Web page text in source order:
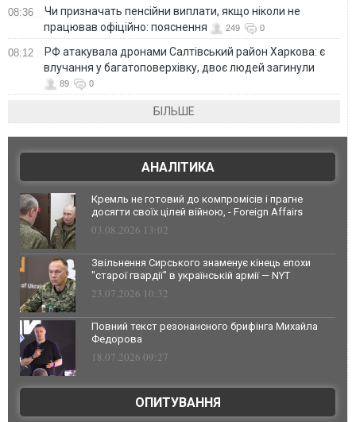
08:36
Чи призначать пенсійни виплати, якщо ніколи не
працював офіційно: пояснення
249 0
08:12
РФ атакувала дронами Салтівський район Харкова: є
влучання у багатоповерхівку, двоє людей загинули
89 0
БІЛЬШЕ
АНАЛІТИКА
Кремль не готовий до компромісів і прагне
досягти своїх цілей війною, - Foreign Affairs
03.08.2026 13:02
Звільнення Сирського знаменує кінець епохи
"старої гвардії" в українській армії — NYT
23.07.2026 10:32
Повний текст резонансного брифінга Михайла
Федорова
18.07.2026 09:27
ОПИТУВАННЯ